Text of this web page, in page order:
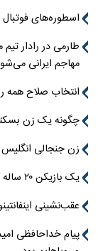
اسطوره‌های فوتبال
طارمی در رادار
مهاجم ایرانی
انتخاب صلاح همه
چگونه یک زن
زن جنجالی
یک بازیکن ۲۰ ساله کاپیتان جدید استقلال
عقب‌نشینی
پیام خداحافظی